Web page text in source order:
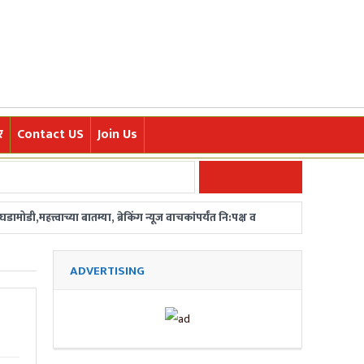
Contact US Join Us
बातम्या, ब्रेकिंग न्यूज वाचकांपर्यंत नि:पक्ष व
घटना आणि रोचक मराठी बातम्या त्वरित वाचकांपर्यंत
बातमीदार हवेत. संपर्क-
ADVERTISING